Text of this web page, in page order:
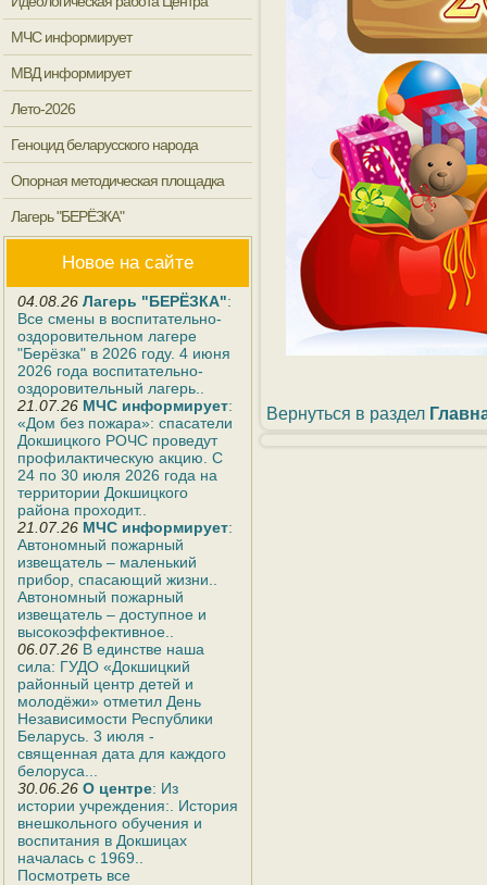
МЧС информирует
МВД информирует
Лето-2026
Геноцид беларусского народа
Опорная методическая площадка
Лагерь "БЕРЁЗКА"
Новое на сайте
04.08.26 Лагерь "БЕРЁЗКА":
Все смены в воспитательно-
оздоровительном лагере
"Берёзка" в 2026 году. 4 июня
2026 года воспитательно-
оздоровительный лагерь..
21.07.26 МЧС информирует:
«Дом без пожара»: спасатели
Докшицкого РОЧС проведут
профилактическую акцию. С
24 по 30 июля 2026 года на
территории Докшицкого
района проходит..
21.07.26 МЧС информирует:
Автономный пожарный
извещатель – маленький
прибор, спасающий жизни..
Автономный пожарный
извещатель – доступное и
высокоэффективное..
06.07.26 В единстве наша
сила: ГУДО «Докшицкий
районный центр детей и
молодёжи» отметил День
Независимости Республики
Беларусь. 3 июля -
священная дата для каждого
белоруса...
30.06.26 О центре: Из
истории учреждения:. История
внешкольного обучения и
воспитания в Докшицах
началась с 1969..
Посмотреть все
Вернуться в раздел